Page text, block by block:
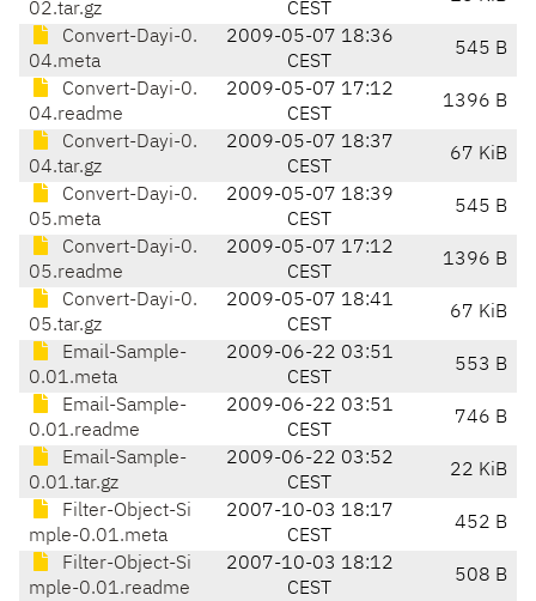
02.tar.gz
CEST
Convert-Dayi-0.
04.meta
2009-05-07 18:36
CEST
545 B
Convert-Dayi-0.
04.readme
2009-05-07 17:12
CEST
1396 B
Convert-Dayi-0.
04.tar.gz
2009-05-07 18:37
CEST
67 KiB
Convert-Dayi-0.
05.meta
2009-05-07 18:39
CEST
545 B
Convert-Dayi-0.
05.readme
2009-05-07 17:12
CEST
1396 B
Convert-Dayi-0.
05.tar.gz
2009-05-07 18:41
CEST
67 KiB
Email-Sample-
0.01.meta
2009-06-22 03:51
CEST
553 B
Email-Sample-
0.01.readme
2009-06-22 03:51
CEST
746 B
Email-Sample-
0.01.tar.gz
2009-06-22 03:52
CEST
22 KiB
Filter-Object-Si
mple-0.01.meta
2007-10-03 18:17
CEST
452 B
Filter-Object-Si
mple-0.01.readme
2007-10-03 18:12
CEST
508 B